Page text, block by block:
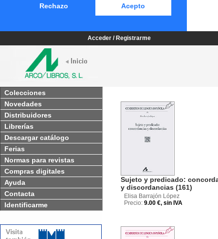
Rechazo Acepto
Acceder / Registrarme
Colecciones
Novedades
Distribuidores
Librerías
Descargar catálogo
Ferias
Normas para revistas
Compras digitales
Ayuda
Contacta
Identificarme
Sujeto y predicado:
y discordancias (161)
Elisa Barrajón López
Precio: 9.00 €, sin IVA